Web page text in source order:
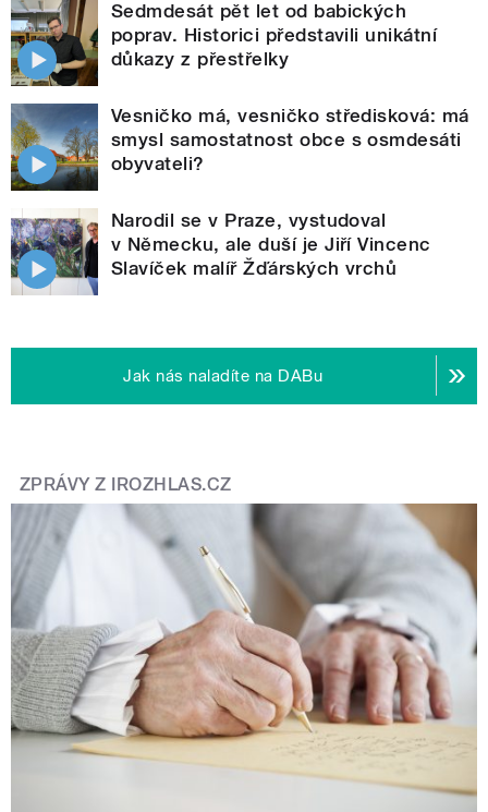
Sedmdesát pět let od babických
poprav. Historici představili unikátní
důkazy z přestřelky
Vesničko má, vesničko středisková: má
smysl samostatnost obce s osmdesáti
obyvateli?
Narodil se v Praze, vystudoval
v Německu, ale duší je Jiří Vincenc
Slavíček malíř Žďárských vrchů
Jak nás naladíte na DABu
ZPRÁVY Z IROZHLAS.CZ